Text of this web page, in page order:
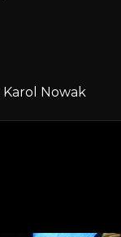
Karol Nowak